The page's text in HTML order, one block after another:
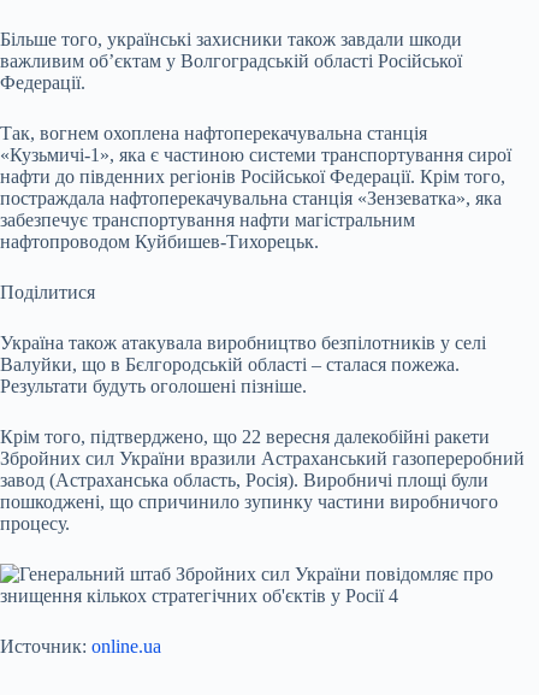
Більше того, українські захисники також завдали шкоди
важливим об’єктам у Волгоградській області Російської
Федерації.
Так, вогнем охоплена нафтоперекачувальна станція
«Кузьмичі-1», яка є частиною системи транспортування сирої
нафти до південних регіонів Російської Федерації. Крім того,
постраждала нафтоперекачувальна станція «Зензеватка», яка
забезпечує транспортування нафти магістральним
нафтопроводом Куйбишев-Тихорецьк.
Поділитися
Україна також атакувала виробництво безпілотників у селі
Валуйки, що в Бєлгородській області – сталася пожежа.
Результати будуть оголошені пізніше.
Крім того, підтверджено, що 22 вересня далекобійні ракети
Збройних сил України вразили Астраханський газопереробний
завод (Астраханська область, Росія). Виробничі площі були
пошкоджені, що спричинило зупинку частини виробничого
процесу.
Источник: online.ua